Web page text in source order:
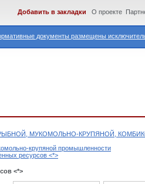
документы размещены
Добавить в закладки О проекте
МУКОМОЛЬНО-КРУПЯНОЙ,
крупяной промышленности
ресурсов <*>
<*>